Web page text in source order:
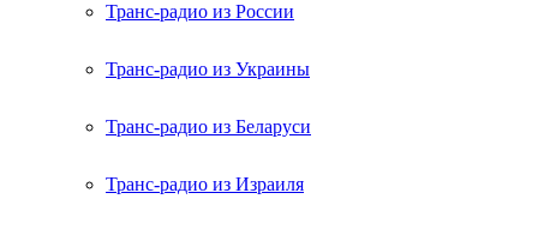
Транс-радио из России
Транс-радио из Украины
Транс-радио из Беларуси
Транс-радио из Израиля